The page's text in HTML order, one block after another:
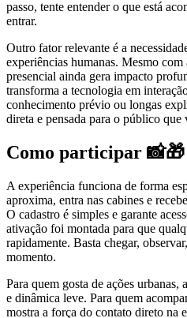
passo, tente entender o que está
entrar.
Outro fator relevante é a
experiências humanas. Mesmo
presencial ainda gera impacto
transforma a tecnologia em
conhecimento prévio ou longas
direta e pensada para o público
Como participar 📸🎁
A experiência funciona de forma
aproxima, entra nas cabines e
O cadastro é simples e garante
ativação foi montada para que
rapidamente. Basta chegar,
momento.
Para quem gosta de ações
e dinâmica leve. Para quem
mostra a força do contato direto na